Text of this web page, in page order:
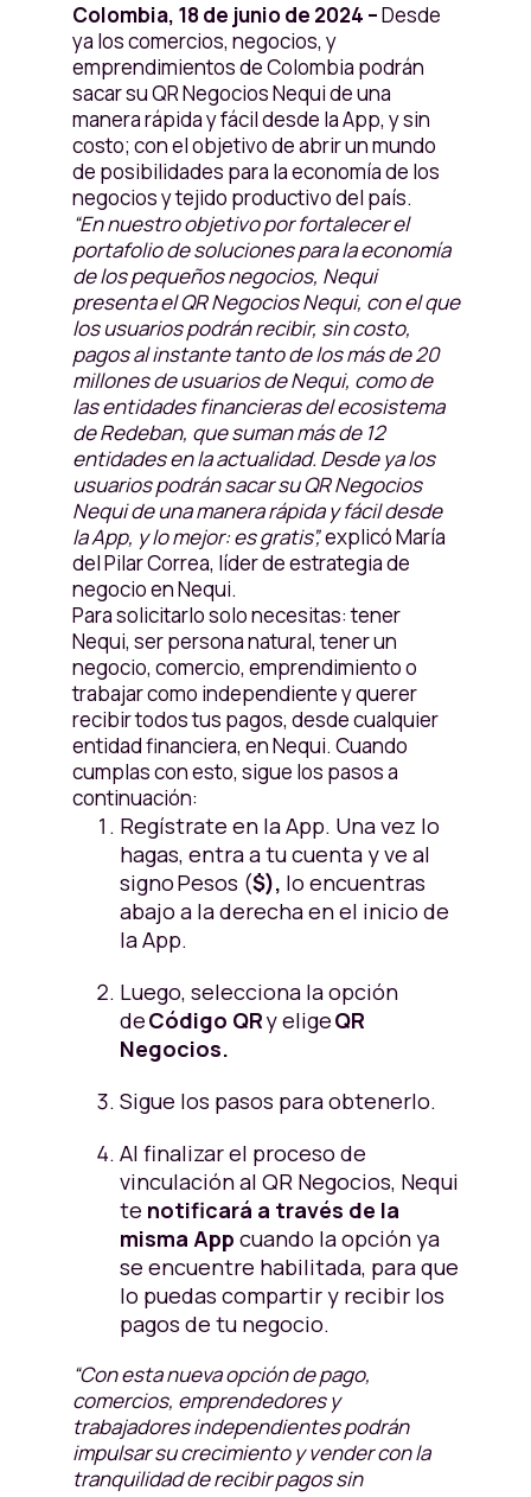
Colombia, 18 de junio de 2024 –Desde
ya los comercios, negocios, y
emprendimientos de Colombia podrán
sacar su QR Negocios Nequi de una
manera rápida y fácil desde la App, y sin
costo; con el objetivo de abrir un mundo
de posibilidades para la economía de los
negocios y tejido productivo del país.
“En nuestro objetivo por fortalecer el
portafolio de soluciones para la economía
de los pequeños negocios, Nequi
presenta el QR Negocios Nequi, con el que
los usuarios podrán recibir, sin costo,
pagos al instante tanto de los más de 20
millones de usuarios de Nequi, como de
las entidades financieras del ecosistema
de Redeban, que suman más de 12
entidades en la actualidad. Desde ya los
usuarios podrán sacar su QR Negocios
Nequi de una manera rápida y fácil desde
la App, y lo mejor: es gratis”,explicó María
del Pilar Correa, líder de estrategia de
negocio en Nequi.
Para solicitarlo solo necesitas: tener
Nequi, ser persona natural, tener un
negocio, comercio, emprendimiento o
trabajar como independiente y querer
recibir todos tus pagos, desde cualquier
entidad financiera, en Nequi. Cuando
cumplas con esto, sigue los pasos a
continuación:
Regístrate en la App. Una vez lo
hagas, entra a tu cuenta y ve al
signo Pesos ($), lo encuentras
abajo a la derecha en el inicio de
la App.
Luego, selecciona la opción
deCódigo QRy eligeQR
Negocios.
Sigue los pasos para obtenerlo.
Al finalizar el proceso de
vinculación al QR Negocios, Nequi
te notificará a través de la
misma App cuando la opción ya
se encuentre habilitada, para que
lo puedas compartir y recibir los
pagos de tu negocio.
“Con esta nueva opción de pago,
comercios, emprendedores y
trabajadores independientes podrán
impulsar su crecimiento y vender con la
tranquilidad de recibir pagos sin